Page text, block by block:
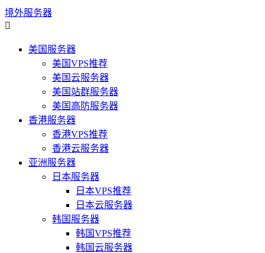
境外服务器

美国服务器
美国VPS推荐
美国云服务器
美国站群服务器
美国高防服务器
香港服务器
香港VPS推荐
香港云服务器
亚洲服务器
日本服务器
日本VPS推荐
日本云服务器
韩国服务器
韩国VPS推荐
韩国云服务器